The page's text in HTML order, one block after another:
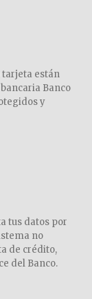
tarjeta están
Banco
y
tus datos por
no
de crédito,
del Banco.